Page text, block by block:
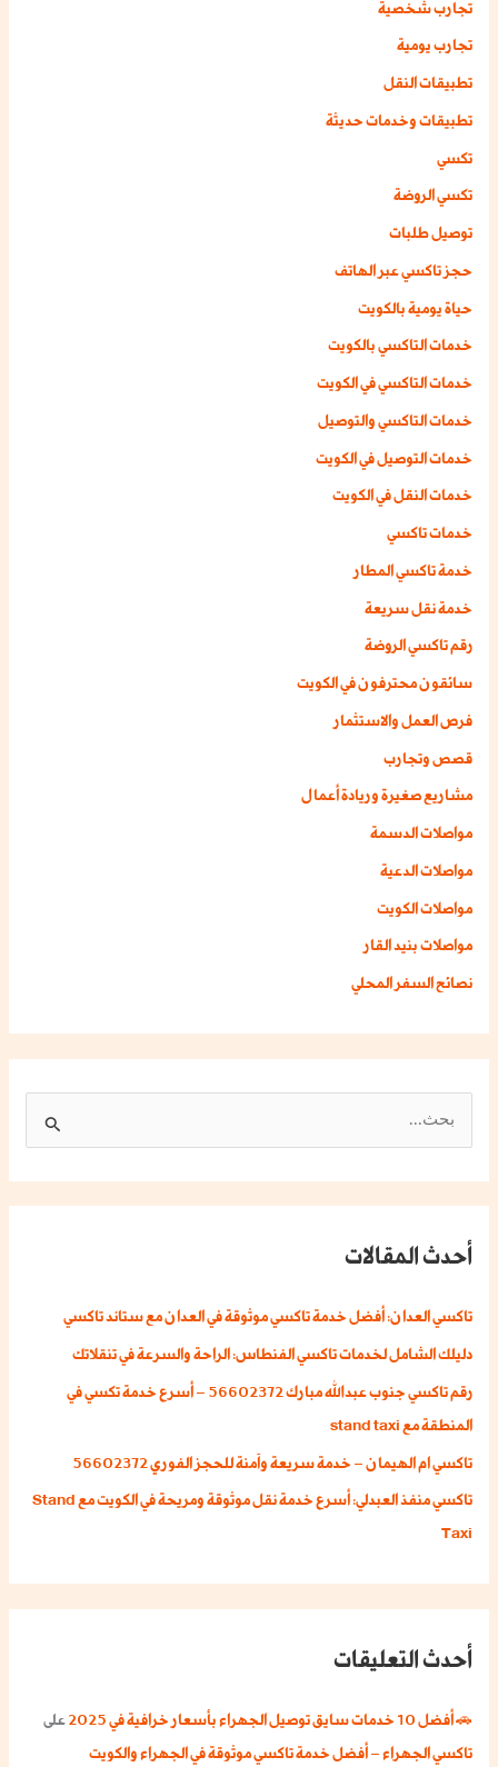
تجارب شخصية
تجارب يومية
تطبيقات النقل
تطبيقات وخدمات حديثة
تكسي
تكسي الروضة
توصيل طلبات
حجز تاكسي عبر الهاتف
حياة يومية بالكويت
خدمات التاكسي بالكويت
خدمات التاكسي في الكويت
خدمات التاكسي والتوصيل
خدمات التوصيل في الكويت
خدمات النقل في الكويت
خدمات تاكسي
خدمة تاكسي المطار
خدمة نقل سريعة
رقم تاكسي الروضة
سائقون محترفون في الكويت
فرص العمل والاستثمار
قصص وتجارب
مشاريع صغيرة وريادة أعمال
مواصلات الدسمة
مواصلات الدعية
مواصلات الكويت
مواصلات بنيد القار
نصائح السفر المحلي
ث
:
أحدث المقالات
تاكسي العدان: أفضل خدمة تاكسي موثوقة في العدان مع ستاند تاكسي
دليلك الشامل لخدمات تاكسي الفنطاس: الراحة والسرعة في تنقلاتك
رقم تاكسي جنوب عبدالله مبارك 56602372 – أسرع خدمة تكسي في
المنطقة مع stand taxi
تاكسي ام الهيمان – خدمة سريعة وآمنة للحجز الفوري 56602372
تاكسي منفذ العبدلي: أسرع خدمة نقل موثوقة ومريحة في الكويت مع Stand
Taxi
أحدث التعليقات
🚗 أفضل 10 خدمات سايق توصيل الجهراء بأسعار خرافية في 2025 على
تاكسي الجهراء – أفضل خدمة تاكسي موثوقة في الجهراء والكويت